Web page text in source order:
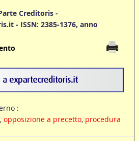
Creditoris -
- ISSN: 2385-1376, anno
:
, opposizione a precetto, procedura